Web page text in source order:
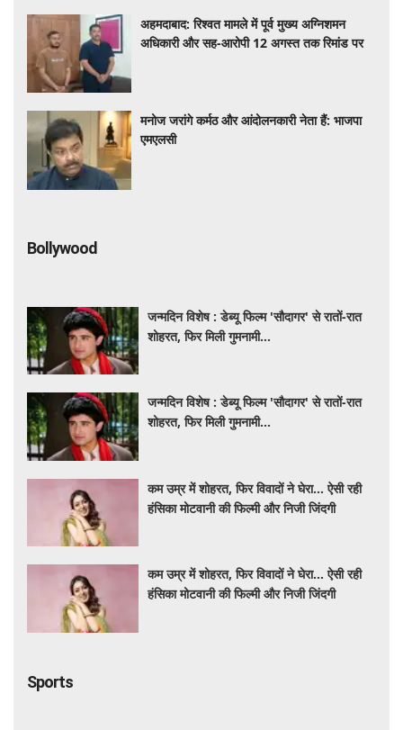
अहमदाबाद: रिश्वत मामले में पूर्व मुख्य अग्निशमन
अधिकारी और सह-आरोपी 12 अगस्त तक रिमांड पर
मनोज जरांगे कर्मठ और आंदोलनकारी नेता हैं: भाजपा
एमएलसी
Bollywood
जन्मदिन विशेष : डेब्यू फिल्म 'सौदागर' से रातों-रात
शोहरत, फिर मिली गुमनामी...
जन्मदिन विशेष : डेब्यू फिल्म 'सौदागर' से रातों-रात
शोहरत, फिर मिली गुमनामी...
कम उम्र में शोहरत, फिर विवादों ने घेरा… ऐसी रही
हंसिका मोटवानी की फिल्मी और निजी जिंदगी
कम उम्र में शोहरत, फिर विवादों ने घेरा… ऐसी रही
हंसिका मोटवानी की फिल्मी और निजी जिंदगी
Sports